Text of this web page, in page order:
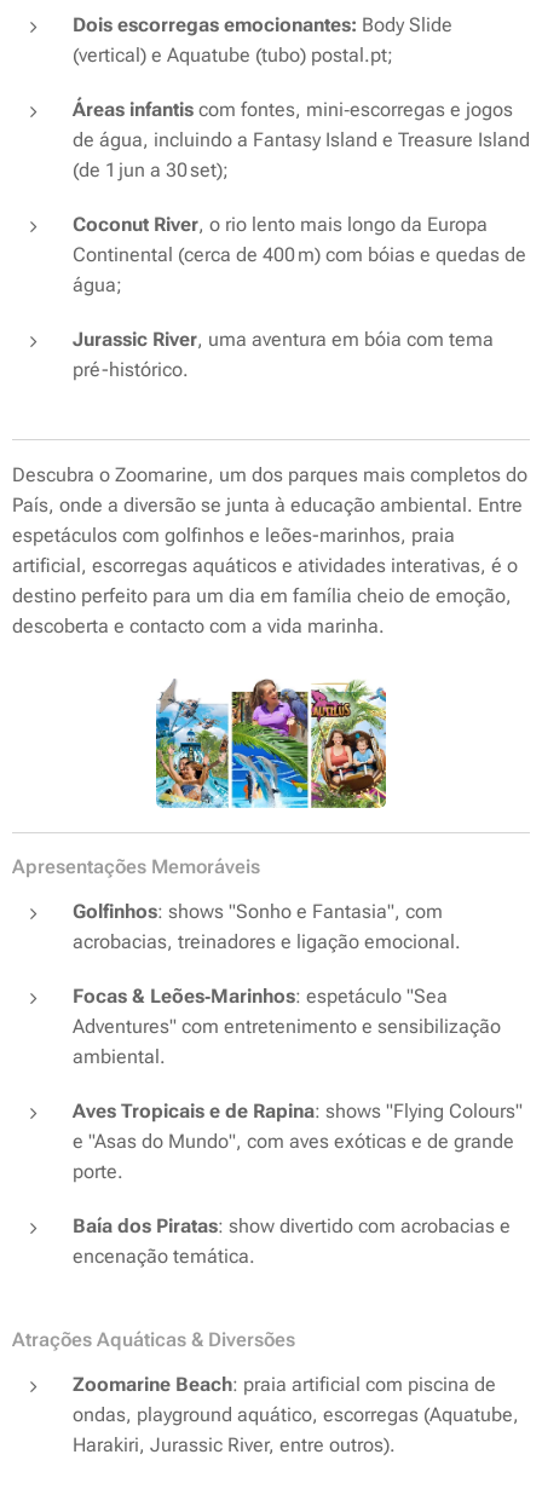
Dois escorregas emocionantes: Body Slide
(vertical) e Aquatube (tubo) postal.pt;
Áreas infantis com fontes, mini‑escorregas e jogos
de água, incluindo a Fantasy Island e Treasure Island
(de 1 jun a 30 set);
Coconut River, o rio lento mais longo da Europa
Continental (cerca de 400 m) com bóias e quedas de
água;
Jurassic River, uma aventura em bóia com tema
pré-histórico.
Descubra o Zoomarine, um dos parques mais completos do
País, onde a diversão se junta à educação ambiental. Entre
espetáculos com golfinhos e leões-marinhos, praia
artificial, escorregas aquáticos e atividades interativas, é o
destino perfeito para um dia em família cheio de emoção,
descoberta e contacto com a vida marinha.
Apresentações Memoráveis
Golfinhos: shows "Sonho e Fantasia", com
acrobacias, treinadores e ligação emocional.
Focas & Leões‑Marinhos: espetáculo "Sea
Adventures" com entretenimento e sensibilização
ambiental.
Aves Tropicais e de Rapina: shows "Flying Colours"
e "Asas do Mundo", com aves exóticas e de grande
porte.
Baía dos Piratas: show divertido com acrobacias e
encenação temática.
Atrações Aquáticas & Diversões
Zoomarine Beach: praia artificial com piscina de
ondas, playground aquático, escorregas (Aquatube,
Harakiri, Jurassic River, entre outros).